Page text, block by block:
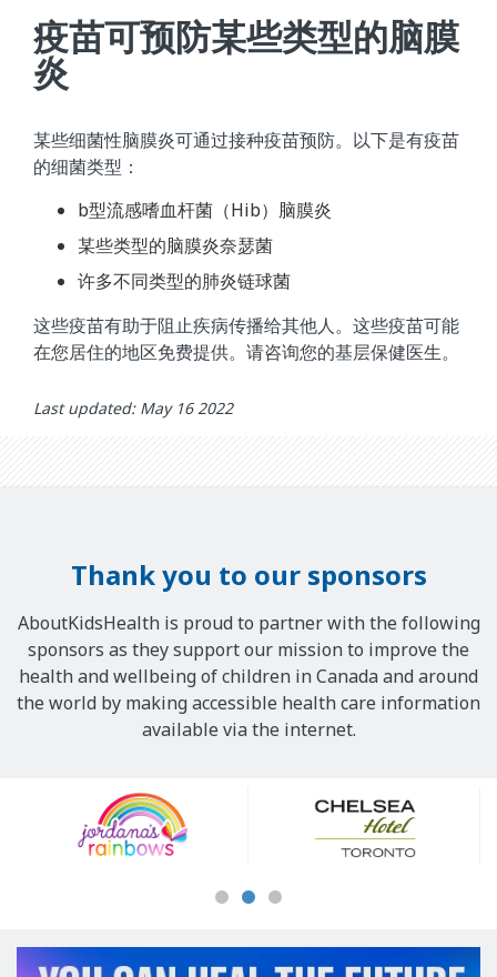
疫苗可预防某些类型的脑膜
炎
某些细菌性脑膜炎可通过接种疫苗预防。以下是有疫苗
的细菌类型：
b型流感嗜血杆菌（Hib）脑膜炎
某些类型的脑膜炎奈瑟菌
许多不同类型的肺炎链球菌
这些疫苗有助于阻止疾病传播给其他人。这些疫苗可能
在您居住的地区免费提供。请咨询您的基层保健医生。
Last updated: May 16 2022
Thank you to our sponsors
AboutKidsHealth is proud to partner with the following
sponsors as they support our mission to improve the
health and wellbeing of children in Canada and around
the world by making accessible health care information
available via the internet.
Sponsors